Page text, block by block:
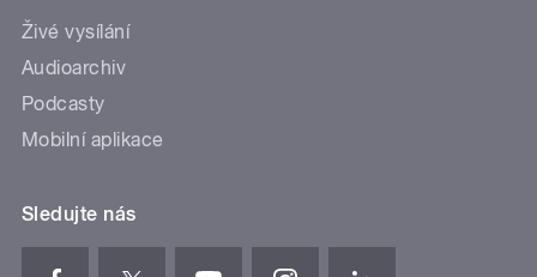
Živé vysílání
Audioarchiv
Podcasty
Mobilní aplikace
Sledujte nás